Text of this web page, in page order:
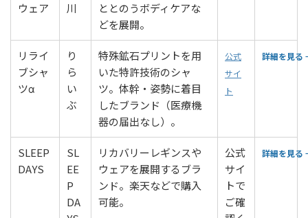
ウェア
川
ととのうボディケアな
どを展開。
リライ
ブシャ
ツα
り
ら
い
ぶ
特殊鉱石プリントを用
いた特許技術のシャ
ツ。体幹・姿勢に着目
したブランド（医療機
器の届出なし）。
公式
サイ
ト
詳細を見る
SLEEP
DAYS
SL
EE
P
DA
リカバリーレギンスや
ウェアを展開するブラ
ンド。楽天などで購入
可能。
公式
サイ
トで
ご確
詳細を見る